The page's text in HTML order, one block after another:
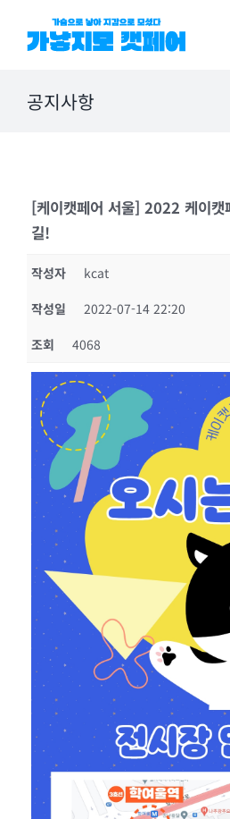
공지사항
[케이캣페어 서울] 2022 케이캣
길!
작성자
kcat
작성일
2022-07-14 22:20
조회
4068